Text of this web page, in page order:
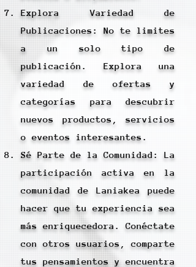
Explora Variedad de
Publicaciones: No te limites
a un solo tipo de
publicación. Explora una
variedad de ofertas y
categorías para descubrir
nuevos productos, servicios
o eventos interesantes.
Sé Parte de la Comunidad: La
participación activa en la
comunidad de Laniakea puede
hacer que tu experiencia sea
más enriquecedora. Conéctate
con otros usuarios, comparte
tus pensamientos y encuentra